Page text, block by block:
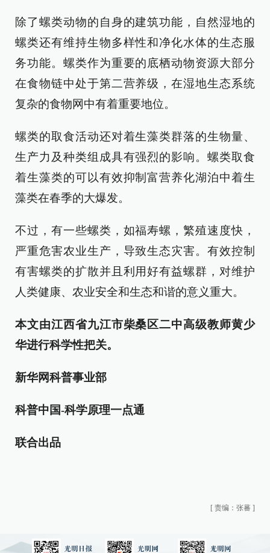
除了螺类动物的自身的建筑功能，自然湿地的
螺类还有维持生物多样性和净化水体的生态服
务功能。螺类作为重要的底栖动物资源大部分
在食物链中处于第二营养级，在湿地生态系统
复杂的食物网中有着重要地位。
螺类的取食活动还对着生藻类群落的生物量、
生产力及种类组成具有强烈的影响。螺类取食
着生藻类的可以有效抑制富营养化湖泊中着生
藻类在春季的大爆发。
不过，有一些螺类，如福寿螺，繁殖速度快，
严重危害农业生产，导致生态灾害。有效控制
有害螺类的扩散并且利用好有益螺群，对维护
人类健康、农业安全和生态和谐的意义重大。
本文由江西省九江市柴桑区二中高级教师黄少
华进行科学性把关。
新华网科普事业部
科普中国-科学原理一点通
联合出品
[ 责编：张蕃 ]